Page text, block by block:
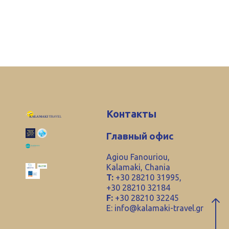
Контакты
Главный офис
Agiou Fanouriou,
Kalamaki, Chania
T: +30 28210 31995,
+30 28210 32184
F: +30 28210 32245
E: info@kalamaki-travel.gr